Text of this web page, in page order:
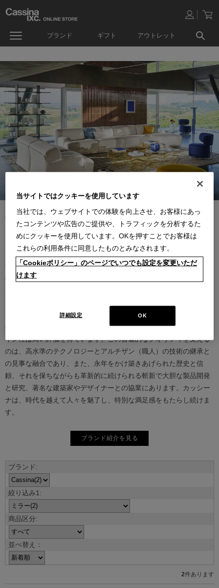
ブランド ギフト アウトレット
カッシーナは創業以来、インテリアの未来をデザインし続けてきた
家具業界では数少ないリーディングブランドとして知られていま
す。17世紀、イタリアで誕生したカッシーナは、教会の木製チェア
の製造に始まり、その後豪華客船の内装などを手掛け、技術力を確
モダンファーニチャーの分野へと転身、その後多くの製品が世界中
の最も重要な美術館にコレクションされるなど、その完成度とデザ
イン性は高い評価を得ています。この普遍的なクオリティを支える
のは、高水準のテクノロジーとアルチザン（職人）の技術の継承と
の見事な融合であり、また、永年をかけ築きあげられた歴史と信
頼、それを保ちながらも革新的に続けられる斬新で大胆な製品開発
と研究、著名な建築家やデザイナーとの協業にあります。カッシー
ナは、時代を越えて人々を魅了し、特別な満足感をもたらし続けま
す。
ブランド紹介を見る
並べ替え：
2件あります
当サイトではクッキーを使用しています
当社では、ウェブサイトでの体験を向上させ、お客様にあっ
たコンテンツや広告のご提供や、トラフィックを分析するた
めにクッキーを使用しています。OKを押すことでお客様は
これらの利用条件に同意したものとみなされます。
「Cookieポリシー」のページでいつでも設定を変更いただ
けます
OK
詳細設定